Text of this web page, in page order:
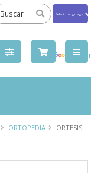
by
ORTOPEDIA ORTESIS